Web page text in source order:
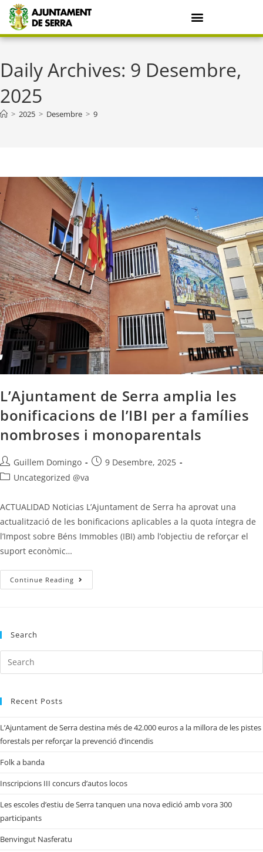
Daily Archives: 9 Desembre,
2025
> 2025 > Desembre > 9
L’Ajuntament de Serra amplia les
bonificacions de l’IBI per a famílies
nombroses i monoparentals
Guillem Domingo
9 Desembre, 2025
Uncategorized @va
ACTUALIDAD Noticias L’Ajuntament de Serra ha aprovat una
actualització de les bonificacions aplicables a la quota íntegra de
l’Impost sobre Béns Immobles (IBI) amb l’objectiu de reforçar el
suport econòmic…
Continue Reading
Search
Recent Posts
L’Ajuntament de Serra destina més de 42.000 euros a la millora de les pistes
forestals per reforçar la prevenció d’incendis
Folk a banda
Inscripcions III concurs d’autos locos
Les escoles d’estiu de Serra tanquen una nova edició amb vora 300
participants
Benvingut Nasferatu